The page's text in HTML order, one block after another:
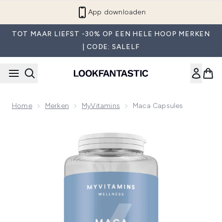
App downloaden
TOT MAAR LIEFST -30% OP EEN HELE HOOP MERKEN
| CODE: SALELF
Home Merken MyVitamins Maca Capsules